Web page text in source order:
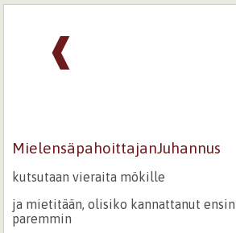
❰
MielensäpahoittajanJuhannus
kutsutaan vieraita mökille
ja mietitään, olisiko kannattanut
paremmin